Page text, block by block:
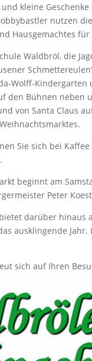
kleine
nutzen
Hausgemachtes
Waldbröl, die
Wolff-
den Bühnen neben
von Santa Claus
Sie sich bei
beginnt am
Peter
darüber hinaus
ausklingende
sich auf Ihren